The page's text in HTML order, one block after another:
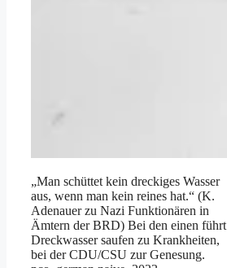
„Man schüttet kein dreckiges Wasser
aus, wenn man kein reines hat.“ (K.
Adenauer zu Nazi Funktionären in
Ämtern der BRD) Bei den einen führt
Dreckwasser saufen zu Krankheiten,
bei der CDU/CSU zur Genesung.